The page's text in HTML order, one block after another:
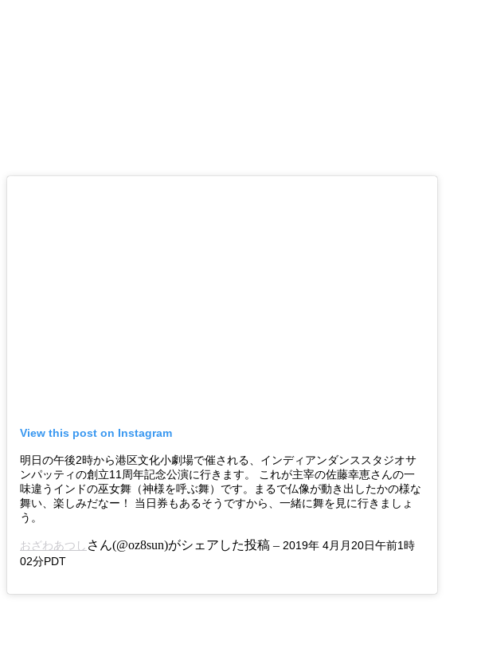
View this post on Instagram
明日の午後2時から港区文化小劇場で催される、インディアンダンススタジオサ
ンパッティの創立11周年記念公演に行きます。 これが主宰の佐藤幸恵さんの一
味違うインドの巫女舞（神様を呼ぶ舞）です。まるで仏像が動き出したかの様な
舞い、楽しみだなー！ 当日券もあるそうですから、一緒に舞を見に行きましょ
う。
おざわあつし さん(@oz8sun)がシェアした投稿 – 2019年 4月月20日午前1時
02分PDT